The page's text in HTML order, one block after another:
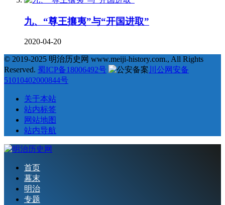
九、“尊王攘夷”与“开国进取”
2020-04-20
© 2019-2025 明治历史网 www.meiji-history.com., All Rights
Reserved. 蜀ICP备18006492号
川公网安备
51010402000844号
关于本站
站内标签
网站地图
站内导航
首页
幕末
明治
专题